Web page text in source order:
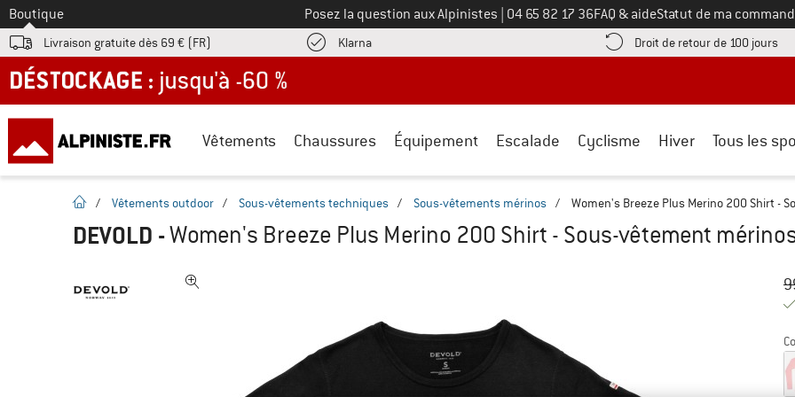
Vers le
Boutique Posez la question aux Alpinistes Appelez-nous au
04 65 82 17 36FAQ & aideStatut de ma
Livraison gratuite dès 69 € (FR) KlarnaTrouve les informations de paiement ici ! Ouvre une boîte d'information
Droit de retour de 100 jours
DÉSTOCKAGE : jusqu'à -60 %
Vêtements Chaussures Équipement Escalade Cyclisme Hiver Tous les
Page d'accueil
/ Vêtements outdoor / Sous-vêtements techniques / Sous-vêtements mérinos / Women's Breeze Plus Merino 200 Shirt -
DEVOLD -Women's Breeze Plus Merino 200 Shirt - Sous-vêtement